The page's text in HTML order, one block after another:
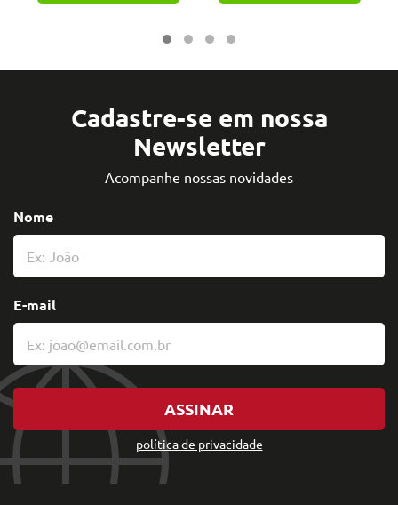
Cadastre-se em nossa
Newsletter
Acompanhe nossas novidades
política de privacidade
Nome
E-mail
ASSINAR